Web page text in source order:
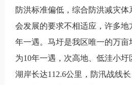
防洪标准偏低，综合防洪减灾
会发展的要求不相适应，许多地
年一遇。马圩是我区唯一的万亩
为10年一遇，次高地、低洼小
湖岸长达112.6公里，防汛战线